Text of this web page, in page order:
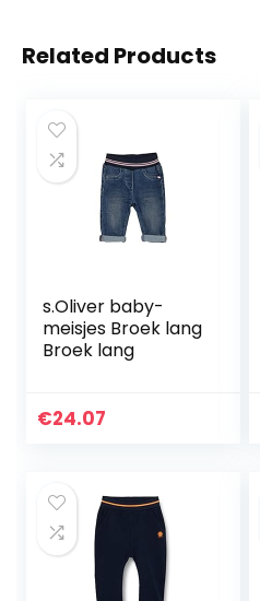
Related Products
s.Oliver baby-
meisjes Broek lang
Broek lang
€24.07